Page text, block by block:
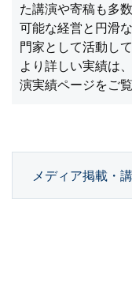
た講演や寄稿も多
可能な経営と円滑
門家として活動して
より詳しい実績は
演実績ページをご覧
メディア掲載・